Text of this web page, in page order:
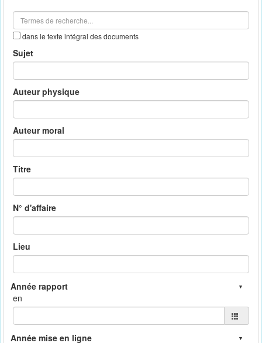
dans le texte intégral des documents
Sujet
Auteur physique
Auteur moral
Titre
N° d'affaire
Lieu
en